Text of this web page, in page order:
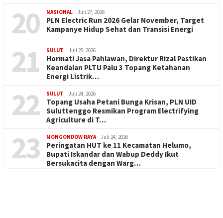
20 NASIONAL Juli 27, 2026
PLN Electric Run 2026 Gelar November, Target
Kampanye Hidup Sehat dan Transisi Energi
21 SULUT Juli 25, 2026
Hormati Jasa Pahlawan, Direktur Rizal Pastikan
Keandalan PLTU Palu 3 Topang Ketahanan
Energi Listrik…
22 SULUT Juli 24, 2026
Topang Usaha Petani Bunga Krisan, PLN UID
Suluttenggo Resmikan Program Electrifying
Agriculture di T…
23 MONGONDOW RAYA Juli 24, 2026
Peringatan HUT ke 11 Kecamatan Helumo,
Bupati Iskandar dan Wabup Deddy Ikut
Bersukacita dengan Warg…